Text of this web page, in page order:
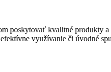
poskytovať kvalitné produkty
využívanie či úvodné